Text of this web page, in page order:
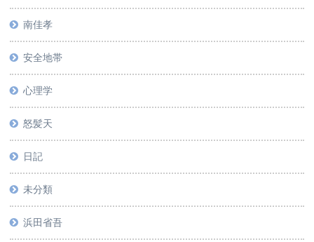
南佳孝
安全地帯
心理学
怒髪天
日記
未分類
浜田省吾